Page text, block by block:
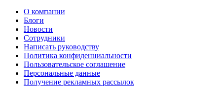
О компании
Блоги
Новости
Сотрудники
Написать руководству
Политика конфиденциальности
Пользовательское соглашение
Персональные данные
Получение рекламных рассылок